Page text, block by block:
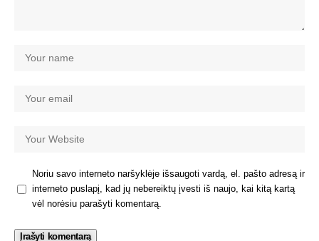
Noriu savo interneto naršyklėje išsaugoti vardą, el. pašto adresą ir
interneto puslapį, kad jų nebereiktų įvesti iš naujo, kai kitą kartą
vėl norėsiu parašyti komentarą.